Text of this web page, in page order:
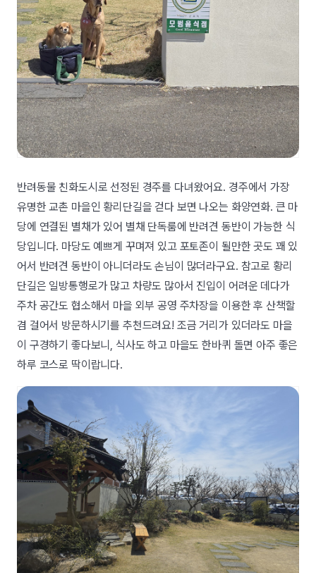
반려동물 친화도시로 선정된 경주를 다녀왔어요. 경주에서 가장
유명한 교촌 마을인 황리단길을 걷다 보면 나오는 화양연화. 큰 마
당에 연결된 별채가 있어 별채 단독룸에 반려견 동반이 가능한 식
당입니다. 마당도 예쁘게 꾸며져 있고 포토존이 될만한 곳도 꽤 있
어서 반려견 동반이 아니더라도 손님이 많더라구요. 참고로 황리
단길은 일방통행로가 많고 차량도 많아서 진입이 어려운 데다가
주차 공간도 협소해서 마을 외부 공영 주차장을 이용한 후 산책할
겸 걸어서 방문하시기를 추천드려요! 조금 거리가 있더라도 마을
이 구경하기 좋다보니, 식사도 하고 마을도 한바퀴 돌면 아주 좋은
하루 코스로 딱이랍니다.